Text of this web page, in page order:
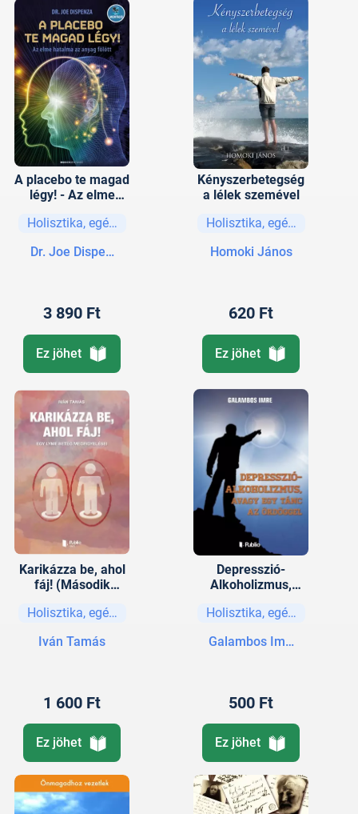
A placebo te magad
légy! - Az elme
fölött
Holisztika, egészség
Dr. Joe Dispenza
3 890 Ft
Ez jöhet
Kényszerbetegség
a lélek szemével
Holisztika, egészség
Homoki János
620 Ft
Ez jöhet
Karikázza be, ahol
fáj! (Második
Holisztika, egészség
Iván Tamás
1 600 Ft
Ez jöhet
Depresszió-
Alkoholizmus,
ördöggel
Holisztika, egészség
Galambos Imre
500 Ft
Ez jöhet